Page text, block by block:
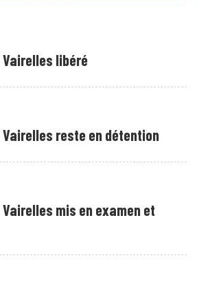
libéré
reste en détention
mis en examen et